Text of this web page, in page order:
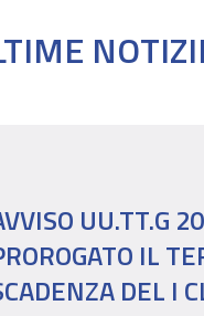
UU.TT.G
IL
DEL I